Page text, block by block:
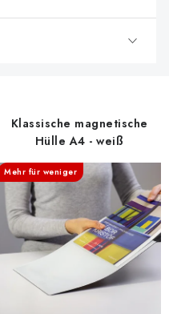
Klassische magnetische
Hülle A4 - weiß
Mehr für weniger